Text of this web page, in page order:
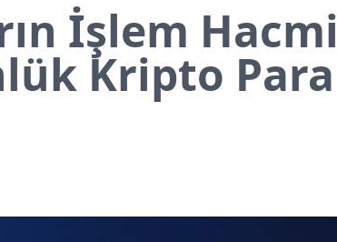
İşlem Hacmi
Kripto Para